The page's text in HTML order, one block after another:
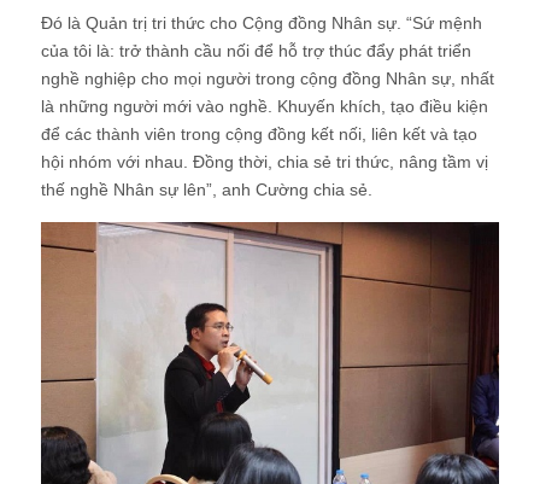
Đó là Quản trị tri thức cho Cộng đồng Nhân sự. “Sứ mệnh
của tôi là: trở thành cầu nối để hỗ trợ thúc đẩy phát triển
nghề nghiệp cho mọi người trong cộng đồng Nhân sự, nhất
là những người mới vào nghề. Khuyến khích, tạo điều kiện
để các thành viên trong cộng đồng kết nối, liên kết và tạo
hội nhóm với nhau. Đồng thời, chia sẻ tri thức, nâng tầm vị
thế nghề Nhân sự lên”, anh Cường chia sẻ.